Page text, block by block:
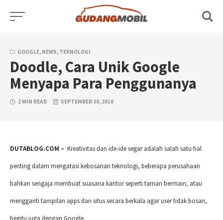
GOOGLE, NEWS, TEKNOLOGI
Doodle, Cara Unik Google
Menyapa Para Penggunanya
2 MIN READ SEPTEMBER 30, 2016
DUTABLOG.COM – Kreativitas dan ide-ide segar adalah salah satu hal
penting dalam mengatasi kebosanan teknologi, beberapa perusahaan
bahkan sengaja membuat suasana kantor seperti taman bermain, atau
mengganti tampilan apps dan situs secara berkala agar user tidak bosan,
begitu juga dengan Google.